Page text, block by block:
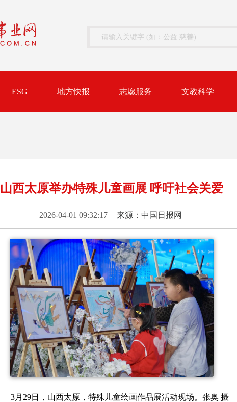
ESG 地方快报 志愿服务 文教科学
山西太原举办特殊儿童画展 呼吁社会关爱
2026-04-01 09:32:17 来源：中国日报网
3月29日，山西太原，特殊儿童绘画作品展活动现场。张奥 摄